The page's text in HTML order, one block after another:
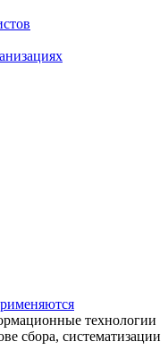
технологии
сбора, систематизации